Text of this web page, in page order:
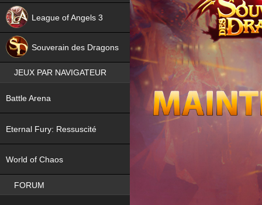
League of Angels 3
Souverain des Dragons
JEUX PAR NAVIGATEUR
Battle Arena
Eternal Fury: Ressuscité
World of Chaos
FORUM